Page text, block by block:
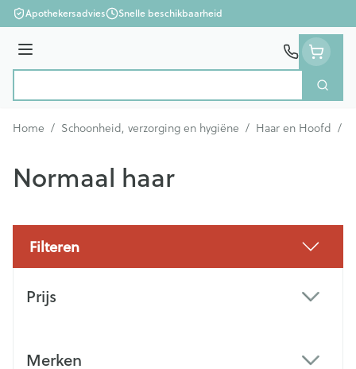
Ga naar de inhoud
Apothekersadvies Snelle beschikbaarheid
Menu
Zoek
Home / Schoonheid, verzorging en hygiëne / Haar en Hoofd /
Normaal haar
Filteren
Prijs
Merken